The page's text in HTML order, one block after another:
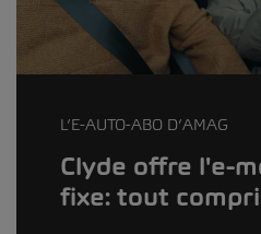
L’E-AUTO-ABO D’AMAG
Clyde offre l'e-
fixe: tout